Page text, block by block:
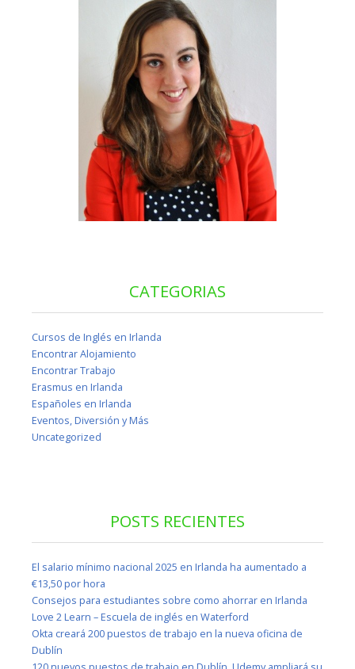
CATEGORIAS
Cursos de Inglés en Irlanda
Encontrar Alojamiento
Encontrar Trabajo
Erasmus en Irlanda
Españoles en Irlanda
Eventos, Diversión y Más
Uncategorized
POSTS RECIENTES
El salario mínimo nacional 2025 en Irlanda ha aumentado a
€13,50 por hora
Consejos para estudiantes sobre como ahorrar en Irlanda
Love 2 Learn – Escuela de inglés en Waterford
Okta creará 200 puestos de trabajo en la nueva oficina de
Dublín